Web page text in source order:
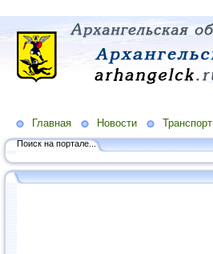
Главная Новости Транспорт
Поиск на портале...